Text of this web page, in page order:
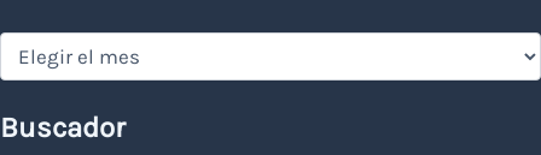
Hemeroteca
Buscador